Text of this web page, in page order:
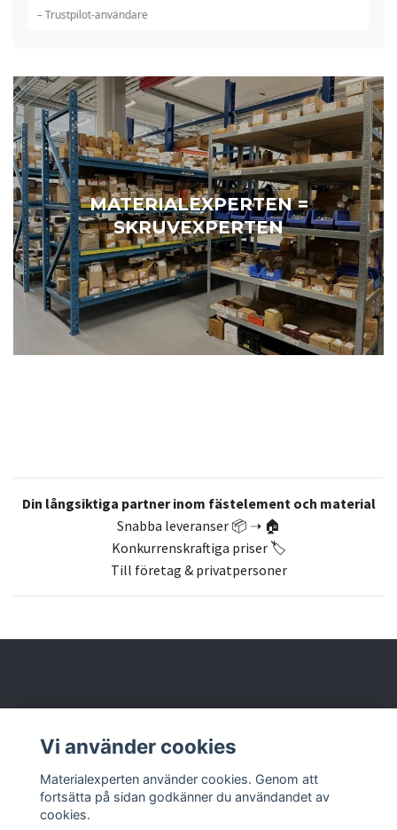
– Trustpilot-användare
MATERIALEXPERTEN =
SKRUVEXPERTEN
Din långsiktiga partner inom fästelement och material
Snabba leveranser 📦 ➝ 🏠
Konkurrenskraftiga priser 🏷️
Till företag & privatpersoner
Butik & kontakt
Vi använder cookies
Materialexperten använder cookies. Genom att
fortsätta på sidan godkänner du användandet av
cookies.